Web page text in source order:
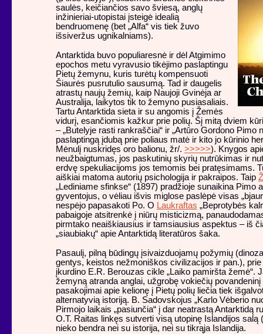
saulės, keičiančios savo šviesą, anglų
inžinieriai-utopistai įsteigė idealią
bendruomenę (bet „Alfa“ vis tiek žuvo
išsiveržus ugnikalniams).
Antarktida buvo populiaresnė ir dėl Atgimimo
epochos metu vyravusio tikėjimo paslaptingu
Pietų žemynu, kuris turėtų kompensuoti
Šiaurės pusrutulio sausumą. Tad ir daugelis
atrastų naujų žemių, kaip Naujoji Gvinėja ar
Australija, laikytos tik to žemyno pusiasaliais.
Tartu Antarktida sieta ir su angomis į Žemės
vidurį, esančiomis kažkur prie polių. Šį mitą dviem
– „Butelyje rasti rankraščiai“ ir „Artūro Gordono Pimo
paslaptingą įdubą prie poliaus matė ir kito jo kūrinio
Mėnulį nuskridęs oro balionu, žr/. >>>>>). Knygos
neužbaigtumas, jos paskutinių skyrių nutrūkimas ir
erdvę spekuliacijoms jos temomis bei pratęsimams.
aiškiai matoma autorių psichologija ir pakraipos. Taip
„Lediniame sfinkse“ (1897) pradžioje sunaikina Pimo
gyventojus, o vėliau išvis miglose paslėpė visas
nespėjo papasakoti Po. O Laukraftas „Beprotybės
pabaigoje atsitrenkė į niūrų misticizmą,
pirmtako neaiškiausius ir tamsiausius aspektus – iš
„siaubiakų“ apie Antarktidą literatūros šaka.
Pasaulį, pilną būdingų įsivaizduojamų požymių
gentys, keistos nežmoniškos civilizacijos ir pan.),
įkurdino E.R. Berouzas cikle „Laiko pamiršta žemė“.
žemyną atranda anglai, užgrobę vokiečių
pasakojimai apie kelionę į Pietų polių liečia tiek
alternatyvią istoriją. B. Sadovskojus „Karlo Vėberio
Pirmojo laikais „pasiunčia“ į dar neatrastą Antarktidą
O.T. Raitas linkęs sutverti visą utopinę Islandijos salą
nieko bendra nei su istorija, nei su tikrąja Islandija.